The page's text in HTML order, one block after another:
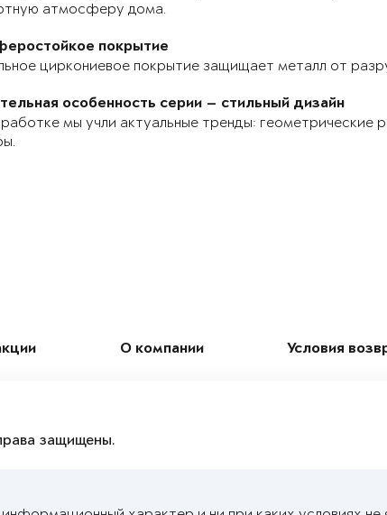
атмосферу дома.
покрытие
циркониевое покрытие защищает металл от
особенность серии — стильный дизайн
мы учли актуальные тренды: геометрические
О компании Условия
защищены.